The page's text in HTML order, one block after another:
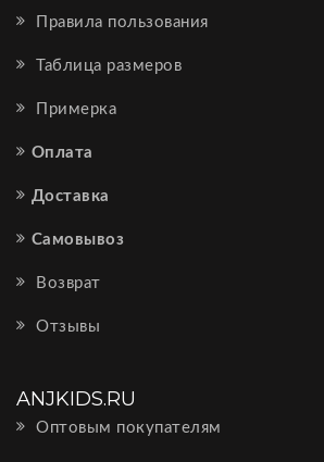
Правила пользования
Таблица размеров
Примерка
Оплата
Доставка
Самовывоз
Возврат
Отзывы
ANJKIDS.RU
Оптовым покупателям